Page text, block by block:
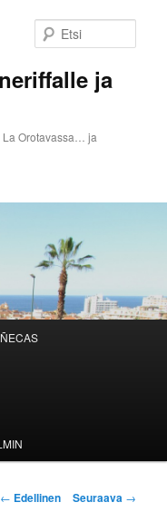
ja
La Orotavassa… ja
Artikkelien
← Edellinen Seuraava →